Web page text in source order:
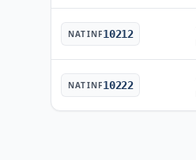
NATINF10212
NATINF10222